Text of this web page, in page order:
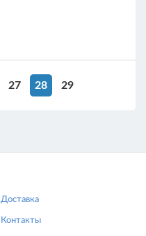
27 28 29
Доставка
Контакты